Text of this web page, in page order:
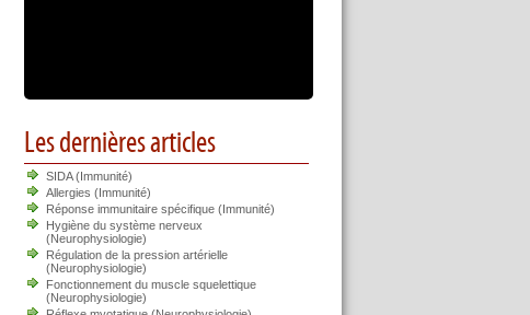
Les dernières articles
SIDA (Immunité)
Allergies (Immunité)
Réponse immunitaire spécifique (Immunité)
Hygiène du système nerveux
(Neurophysiologie)
Régulation de la pression artérielle
(Neurophysiologie)
Fonctionnement du muscle squelettique
(Neurophysiologie)